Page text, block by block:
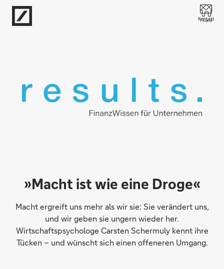
Kontakt
Filiale
»Macht ist wie eine Droge«
Macht ergreift uns mehr als wir sie: Sie verändert uns,
und wir geben sie ungern wieder her.
Wirtschaftspsychologe Carsten Schermuly kennt ihre
Tücken – und wünscht sich einen offeneren Umgang.